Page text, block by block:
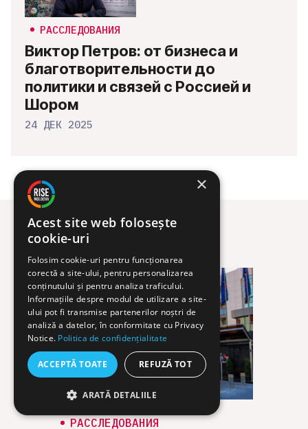
РАССЛЕДОВАНИЯ
Виктор Петров: от бизнеса и
благотворительности до
политики и связей с Россией и
Шором
24 ДЕК 2025
Расследования
РАССЛЕДОВАНИЯ
×
Acest site web folosește
cookie-uri
Folosim cookie-uri pentru funcționarea
corectă a site-ului, pentru personalizarea
conținutului și pentru analiza traficului.
Informațiile despre modul de utilizare a site-
ului pot fi transmise partenerilor noștri de
analiză a datelor, în conformitate cu Privacy
Notice. Politica de confidențialitate
ACCEPTĂ TOATE REFUZĂ TOT
ARATĂ DETALIILE